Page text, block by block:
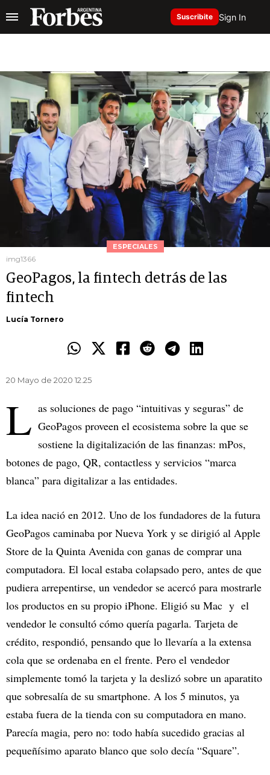
Suscribite Sign In
ESPECIALES
img1366
GeoPagos, la fintech detrás de las
fintech
Lucía Tornero
20 Mayo de 2020 12.25
L as soluciones de pago “intuitivas y seguras” de
GeoPagos proveen el ecosistema sobre la que se
sostiene la digitalización de las finanzas: mPos,
botones de pago, QR, contactless y servicios “marca
blanca” para digitalizar a las entidades.
La idea nació en 2012. Uno de los fundadores de la futura
GeoPagos caminaba por Nueva York y se dirigió al Apple
Store de la Quinta Avenida con ganas de comprar una
computadora. El local estaba colapsado pero, antes de que
pudiera arrepentirse, un vendedor se acercó para mostrarle
los productos en su propio iPhone. Eligió su Mac y el
vendedor le consultó cómo quería pagarla. Tarjeta de
crédito, respondió, pensando que lo llevaría a la extensa
cola que se ordenaba en el frente. Pero el vendedor
simplemente tomó la tarjeta y la deslizó sobre un aparatito
que sobresalía de su smartphone. A los 5 minutos, ya
estaba fuera de la tienda con su computadora en mano.
Parecía magia, pero no: todo había sucedido gracias al
pequeñísimo aparato blanco que solo decía “Square”.